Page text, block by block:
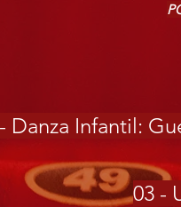
Danza Infantil:
03 -